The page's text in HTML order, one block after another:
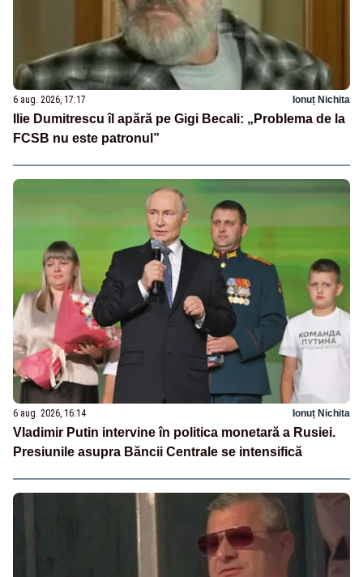
6 aug. 2026, 17:17 Ionuț Nichita
Ilie Dumitrescu îl apără pe Gigi Becali: „Problema de la
FCSB nu este patronul”
6 aug. 2026, 16:14 Ionuț Nichita
Vladimir Putin intervine în politica monetară a Rusiei.
Presiunile asupra Băncii Centrale se intensifică